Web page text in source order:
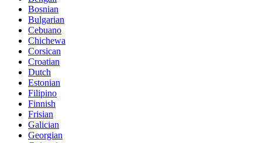
Bosnian
Bulgarian
Cebuano
Chichewa
Corsican
Croatian
Dutch
Estonian
Filipino
Finnish
Frisian
Galician
Georgian